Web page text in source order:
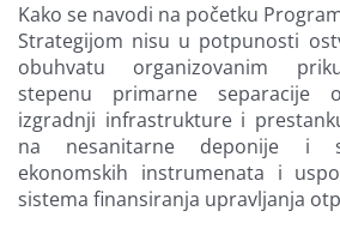
Kako se navodi na početku
Strategijom nisu u potpunosti
obuhvatu organizovanim
stepenu primarne separacije
izgradnji infrastrukture i
na nesanitarne deponije i
ekonomskih instrumenata i
sistema finansiranja upravljanja